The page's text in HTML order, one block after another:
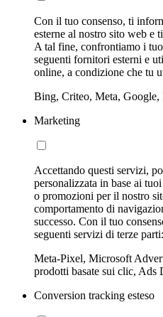
Con il tuo consenso, ti
esterne al nostro sito web e
A tal fine, confrontiamo i
seguenti fornitori esterni e
online, a condizione che tu
Bing, Criteo, Meta,
Marketing
Accettando questi servizi,
personalizzata in base ai
o promozioni per il nostro
comportamento di
successo. Con il tuo
seguenti servizi di terze parti:
Meta-Pixel, Microsoft
prodotti basate sui clic, Ads
Conversion tracking esteso